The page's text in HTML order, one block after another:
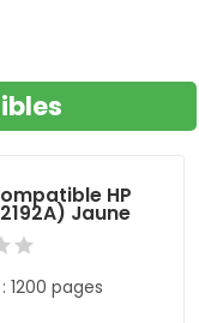
HP
Jaune
1200 pages